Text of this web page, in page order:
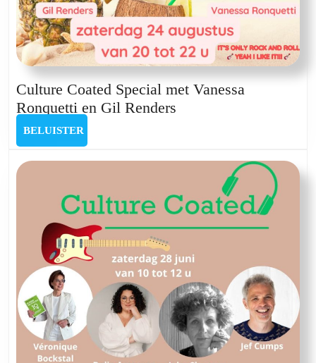
Horemans
Culture Coated Special met Vanessa
Ronquetti en Gil Renders
met
Vanessa
Ronquetti
en
Gil
Renders
BELUISTER